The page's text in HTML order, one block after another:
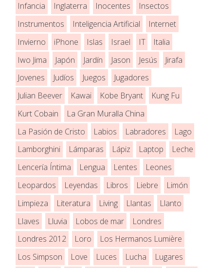
Infancia
Inglaterra Inocentes
Insectos
Instrumentos
Inteligencia Artificial
Internet
Invierno
iPhone Islas Israel IT
Italia
Iwo Jima
Japón Jardín Jason Jesús
Jirafa
Jovenes
Judíos Juegos
Jugadores
Julian Beever
Kawai Kobe Bryant
Kung Fu
Kurt Cobain
La Gran Muralla China
La Pasión de Cristo
Labios Labradores
Lago
Lamborghini
Lámparas Lápiz Laptop
Leche
Lencería Íntima
Lengua Lentes
Leones
Leopardos
Leyendas Libros Liebre
Limón
Limpieza
Literatura Living Llantas
Llanto
Llaves
Lluvia Lobos de mar
Londres
Londres 2012
Loro
Los Hermanos Lumière
Los Simpson
Love Luces Lucha
Lugares